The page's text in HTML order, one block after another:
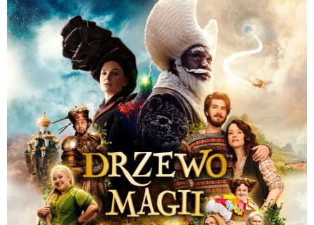
Interesują mnie wydarzenia z
tego regionu: